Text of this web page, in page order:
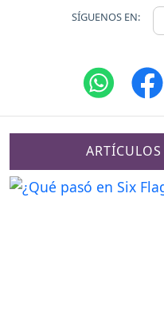
SÍGUENOS EN: